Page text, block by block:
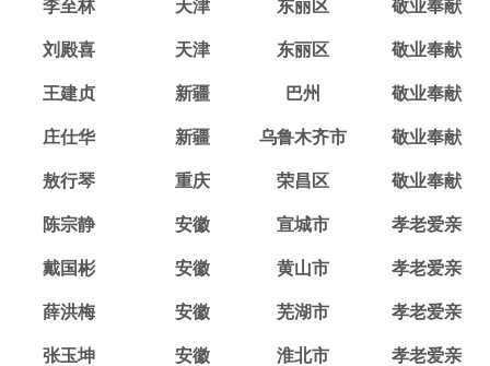
李至林 天津 东丽区 敬业奉献
刘殿喜 天津 东丽区 敬业奉献
王建贞 新疆 巴州 敬业奉献
庄仕华 新疆 乌鲁木齐市 敬业奉献
敖行琴 重庆 荣昌区 敬业奉献
陈宗静 安徽 宣城市 孝老爱亲
戴国彬 安徽 黄山市 孝老爱亲
薛洪梅 安徽 芜湖市 孝老爱亲
张玉坤 安徽 淮北市 孝老爱亲